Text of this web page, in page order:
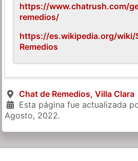
https://www.chatrush.com/
remedios/
https://es.wikipedia.org/wiki/
Remedios
Chat de Remedios, Villa Clara
Esta página fue actualizada
Agosto, 2022.